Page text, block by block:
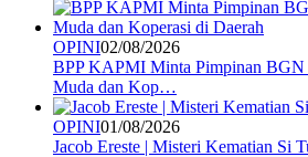
OPINI02/08/2026
BPP KAPMI Minta Pimpinan BGN
Muda dan Kop…
OPINI01/08/2026
Jacob Ereste | Misteri Kematian Si